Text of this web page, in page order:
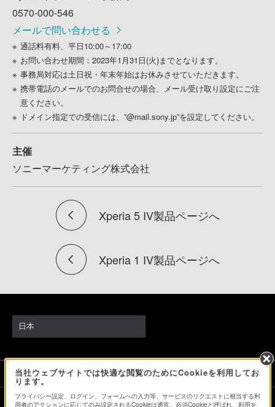
0570-000-546
メールで問い合わせる
通話料有料、平日10:00～17:00
お問い合わせ期間：2023年1月31日(火)までとなります。
事務局対応は土日祝・年末年始はお休みさせていただきます。
携帯電話のメールでのお問合せの場合、メール受け取り設定にご注
意ください。
ドメイン指定での受信には、”@mail.sony.jp”を設定してください。
主催
ソニーマーケティング株式会社
Xperia 5 IV製品ページへ
Xperia 1 IV製品ページへ
当社ウェブサイトでは快適な閲覧のためにCookieを利用してお
ります。
プライバシー設定、ログイン、フォームへの入力等、サービスのリクエストに相当する利
用者のアクションに応じてのみ設定されるCookieは通常、必須Cookieと呼ばれ、利用を
日本
ソニーストアでのお買い物にあたって